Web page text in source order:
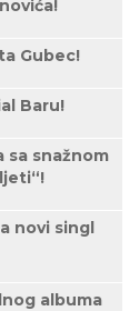
Gubec!
Baru!
sa snažnom
novi singl
albuma